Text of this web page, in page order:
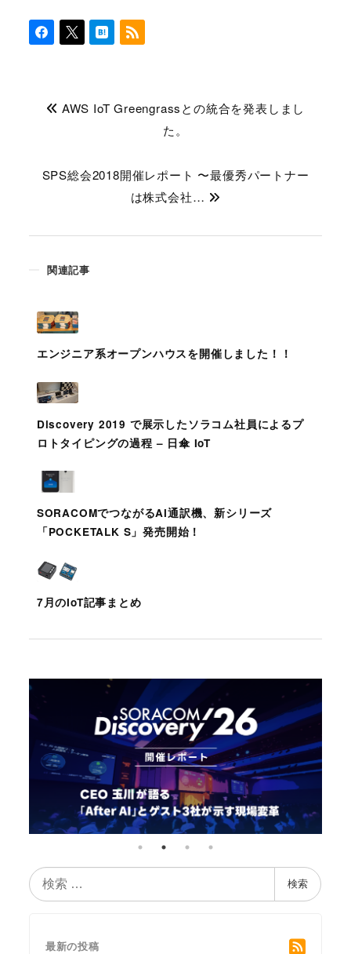
関連記事
エンジニア系オープンハウスを開催しました！！
Discovery 2019 で展示したソラコム社員によるプ
ロトタイピングの過程 – 日傘 IoT
SORACOMでつながるAI通訳機、新シリーズ
「POCKETALK S」発売開始！
7月のIoT記事まとめ
AWS IoT Greengrassとの統合を発表しまし
た。
SPS総会2018開催レポート 〜最優秀パートナー
は株式会社…
検
索
検索
最新の投稿